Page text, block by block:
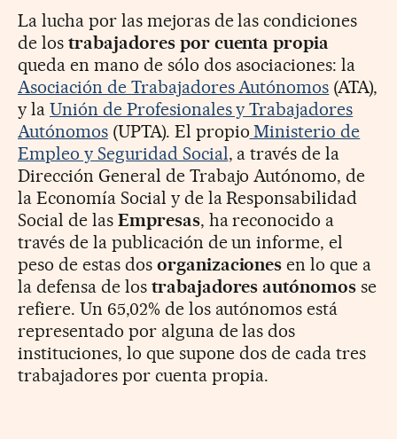
La lucha por las mejoras de las condiciones
de los trabajadores por cuenta propia
queda en mano de sólo dos asociaciones: la
Asociación de Trabajadores Autónomos (ATA),
y la Unión de Profesionales y Trabajadores
Autónomos(UPTA). El propio Ministerio de
Empleo y Seguridad Social, a través de la
Dirección General de Trabajo Autónomo, de
la Economía Social y de la Responsabilidad
Social de las Empresas, ha reconocido a
través de la publicación de un informe, el
peso de estas dos organizaciones en lo que a
la defensa de los trabajadores autónomos se
refiere. Un 65,02% de los autónomos está
representado por alguna de las dos
instituciones, lo que supone dos de cada tres
trabajadores por cuenta propia.